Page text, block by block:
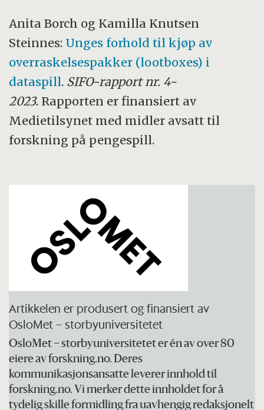
Anita Borch og Kamilla Knutsen
Steinnes: Unges forhold til kjøp av
overraskelsespakker (lootboxes) i
dataspill. SIFO-rapport nr. 4-
2023. Rapporten er finansiert av
Medietilsynet med midler avsatt til
forskning på pengespill.
Artikkelen er produsert og finansiert av
OsloMet – storbyuniversitetet
OsloMet – storbyuniversitetet er én av over 80
eiere av forskning.no. Deres
kommunikasjonsansatte leverer innhold til
forskning.no. Vi merker dette innholdet for å
tydelig skille formidling fra uavhengig redaksjonelt